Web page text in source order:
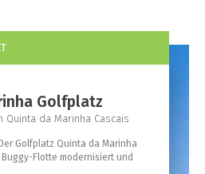
Golfplatz
Quinta da Marinha Cascais
Golfplatz Quinta da Marinha
Buggy-Flotte modernisiert und